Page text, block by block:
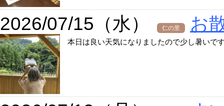
2026/07/15（水） 仁の里 お
本日は良い天気になりましたので少し暑いで